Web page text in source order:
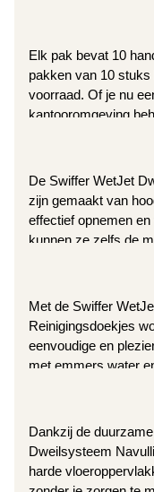
Elk pak bevat 10
pakken van 10 stuks
voorraad. Of je nu
kantooromgeving
De Swiffer WetJet
zijn gemaakt van
effectief opnemen
kunnen ze zelfs de
Met de Swiffer
Reinigingsdoekjes
eenvoudige en
met emmers water
nemen snel vuil en
enkele ogenblikken
Dankzij de
Dweilsysteem
harde